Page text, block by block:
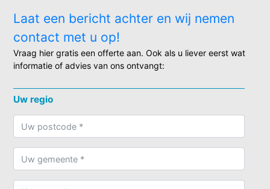
Laat een bericht achter en wij nemen
contact met u op!
Vraag hier gratis een offerte aan. Ook als u liever eerst wat
informatie of advies van ons ontvangt:
Uw regio